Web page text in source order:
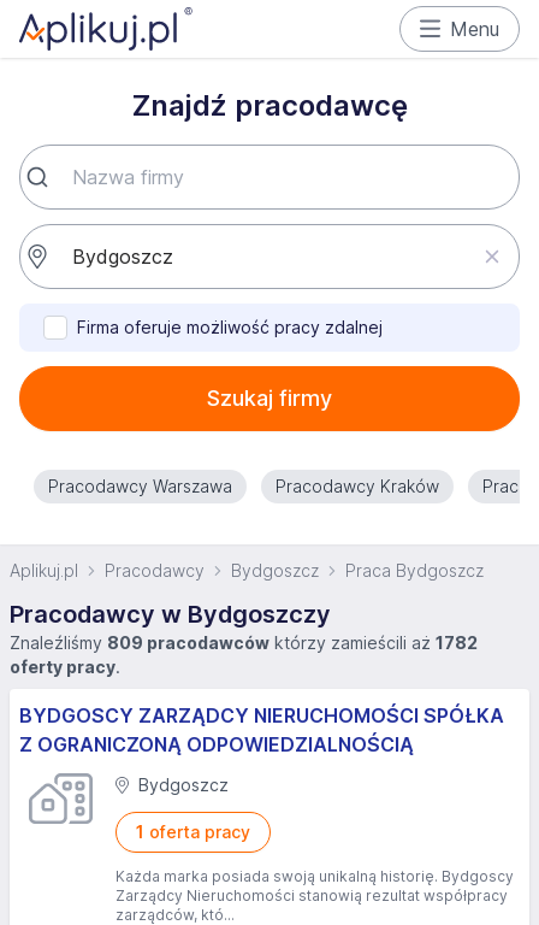
Menu
Znajdź pracodawcę
Firma oferuje możliwość pracy zdalnej
Szukaj firmy
Pracodawcy Warszawa Pracodawcy Kraków
Aplikuj.pl Pracodawcy Bydgoszcz Praca Bydgoszcz
Pracodawcy w Bydgoszczy
Znaleźliśmy 809 pracodawców którzy zamieścili aż 1782
oferty pracy.
BYDGOSCY ZARZĄDCY NIERUCHOMOŚCI SPÓŁKA
Z OGRANICZONĄ ODPOWIEDZIALNOŚCIĄ
Bydgoszcz
1 oferta pracy
Każda marka posiada swoją unikalną historię. Bydgoscy
Zarządcy Nieruchomości stanowią rezultat współpracy
zarządców, któ...